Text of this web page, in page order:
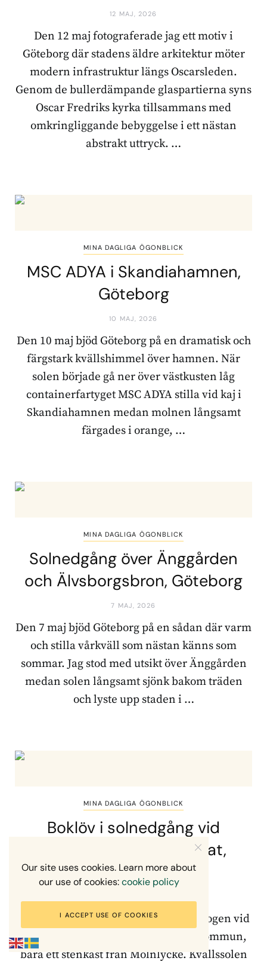
12 MAJ, 2026
Den 12 maj fotograferade jag ett motiv i
Göteborg där stadens äldre arkitektur möter
modern infrastruktur längs Oscarsleden.
Genom de bullerdämpande glaspartierna syns
Oscar Fredriks kyrka tillsammans med
omkringliggande bebyggelse i ett nästan
abstrakt uttryck. …
MINA DAGLIGA ÖGONBLICK
MSC ADYA i Skandiahamnen,
Göteborg
10 MAJ, 2026
Den 10 maj bjöd Göteborg på en dramatisk och
färgstark kvällshimmel över hamnen. När
solen började gå ner över västkusten låg
containerfartyget MSC ADYA stilla vid kaj i
Skandiahamnen medan molnen långsamt
färgades i orange, …
MINA DAGLIGA ÖGONBLICK
Solnedgång över Änggården
och Älvsborgsbron, Göteborg
7 MAJ, 2026
Den 7 maj bjöd Göteborg på en sådan där varm
och stilla vårkväll som nästan känns som
sommar. Jag stod med utsikt över Änggården
medan solen långsamt sjönk bakom träden
och lyste upp staden i …
MINA DAGLIGA ÖGONBLICK
Boklöv i solnedgång vid
Rådasjöns naturreservat,
Härryda kommun
Den 6 maj vandrade jag genom bokskogen vid
Rådasjöns naturreservat i Härryda kommun,
bara ett stenkast från Mölnlycke. Kvällssolen
Our site uses cookies. Learn more about
our use of cookies:cookie policy
I ACCEPT USE OF COOKIES